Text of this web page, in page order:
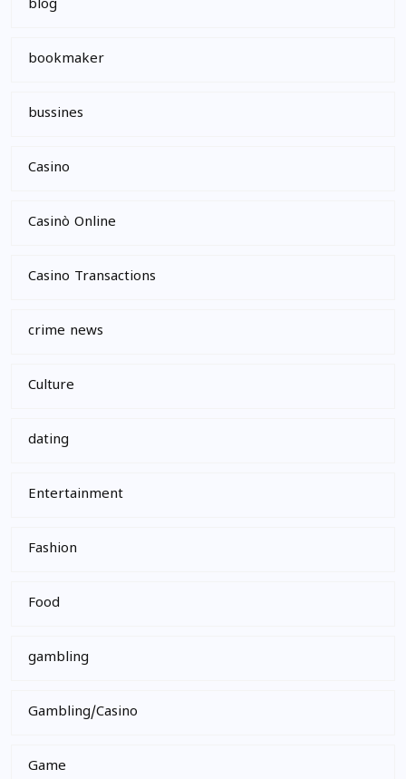
blog
bookmaker
bussines
Casino
Casinò Online
Casino Transactions
crime news
Culture
dating
Entertainment
Fashion
Food
gambling
Gambling/Casino
Game